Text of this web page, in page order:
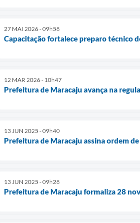
27 MAI 2026 - 09h58
Capacitação fortalece preparo técnico
12 MAR 2026 - 10h47
Prefeitura de Maracaju avança na
13 JUN 2025 - 09h40
Prefeitura de Maracaju assina ordem
13 JUN 2025 - 09h28
Prefeitura de Maracaju formaliza 28